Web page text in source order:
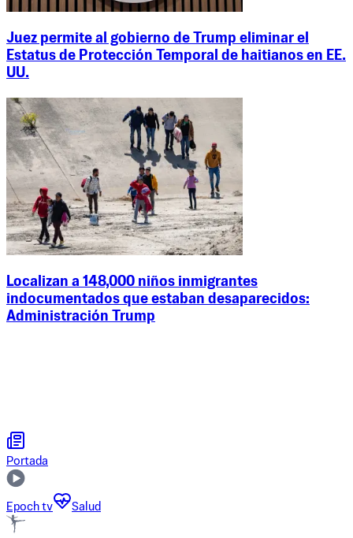
Juez permite al gobierno de Trump eliminar el
Estatus de Protección Temporal de haitianos en EE.
UU.
Localizan a 148,000 niños inmigrantes
indocumentados que estaban desaparecidos:
Administración Trump
Portada
Epoch tv Salud